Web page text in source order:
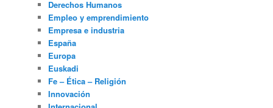
Derechos Humanos
Empleo y emprendimiento
Empresa e industria
España
Europa
Euskadi
Fe – Ética – Religión
Innovación